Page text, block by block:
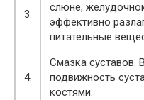
3.
слюне,
эффективно
питательные
4.
Смазка суставов.
подвижность
костями.